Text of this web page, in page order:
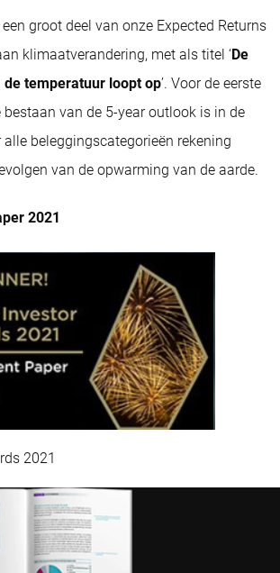
groot deel van onze Expected Returns
klimaatverandering, met als titel ‘De
de temperatuur loopt op’. Voor de eerste
bestaan van de 5-year outlook is in de
beleggingscategorieën rekening
van de opwarming van de aarde.
2021
2021